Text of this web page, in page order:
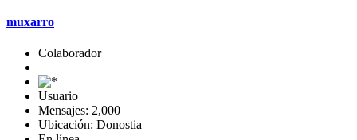
muxarro
Colaborador
Usuario
Mensajes: 2,000
Ubicación: Donostia